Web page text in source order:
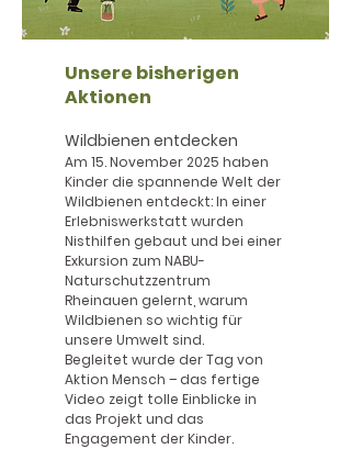
Unsere bisherigen
Aktionen
Wildbienen entdecken
Am 15. November 2025 haben
Kinder die spannende Welt der
Wildbienen entdeckt: In einer
Erlebniswerkstatt wurden
Nisthilfen gebaut und bei einer
Exkursion zum NABU-
Naturschutzzentrum
Rheinauen gelernt, warum
Wildbienen so wichtig für
unsere Umwelt sind.
Begleitet wurde der Tag von
Aktion Mensch – das fertige
Video zeigt tolle Einblicke in
das Projekt und das
Engagement der Kinder.​